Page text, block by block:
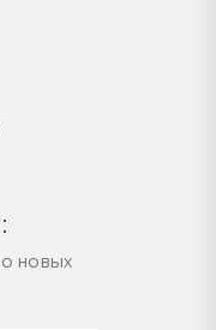
новых